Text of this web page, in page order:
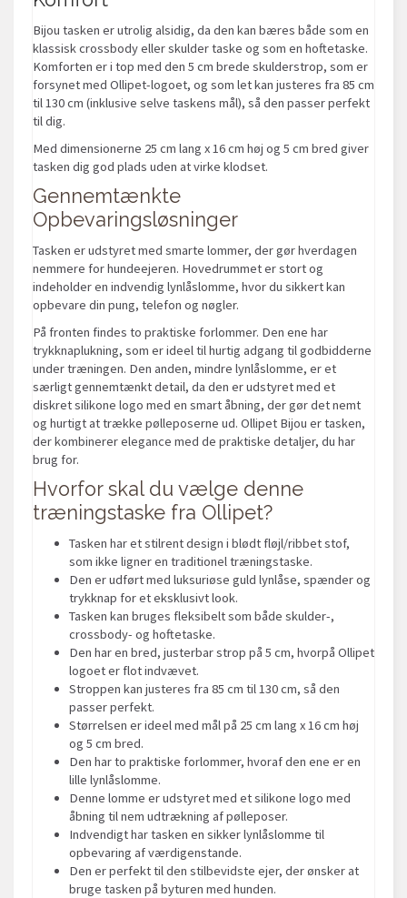
Bijou tasken er utrolig alsidig, da den kan bæres både som en
klassisk crossbody eller skulder taske og som en hoftetaske.
Komforten er i top med den 5 cm brede skulderstrop, som er
forsynet med Ollipet-logoet, og som let kan justeres fra 85 cm
til 130 cm (inklusive selve taskens mål), så den passer perfekt
til dig.
Med dimensionerne 25 cm lang x 16 cm høj og 5 cm bred giver
tasken dig god plads uden at virke klodset.
Gennemtænkte
Opbevaringsløsninger
Tasken er udstyret med smarte lommer, der gør hverdagen
nemmere for hundeejeren. Hovedrummet er stort og
indeholder en indvendig lynlåslomme, hvor du sikkert kan
opbevare din pung, telefon og nøgler.
På fronten findes to praktiske forlommer. Den ene har
trykknaplukning, som er ideel til hurtig adgang til godbidderne
under træningen. Den anden, mindre lynlåslomme, er et
særligt gennemtænkt detail, da den er udstyret med et
diskret silikone logo med en smart åbning, der gør det nemt
og hurtigt at trække pølleposerne ud. Ollipet Bijou er tasken,
der kombinerer elegance med de praktiske detaljer, du har
brug for.
Hvorfor skal du vælge denne
træningstaske fra Ollipet?
Tasken har et stilrent design i blødt fløjl/ribbet stof,
som ikke ligner en traditionel træningstaske.
Den er udført med luksuriøse guld lynlåse, spænder og
trykknap for et eksklusivt look.
Tasken kan bruges fleksibelt som både skulder-,
crossbody- og hoftetaske.
Den har en bred, justerbar strop på 5 cm, hvorpå Ollipet
logoet er flot indvævet.
Stroppen kan justeres fra 85 cm til 130 cm, så den
passer perfekt.
Størrelsen er ideel med mål på 25 cm lang x 16 cm høj
og 5 cm bred.
Den har to praktiske forlommer, hvoraf den ene er en
lille lynlåslomme.
Denne lomme er udstyret med et silikone logo med
åbning til nem udtrækning af pølleposer.
Indvendigt har tasken en sikker lynlåslomme til
opbevaring af værdigenstande.
Den er perfekt til den stilbevidste ejer, der ønsker at
bruge tasken på byturen med hunden.